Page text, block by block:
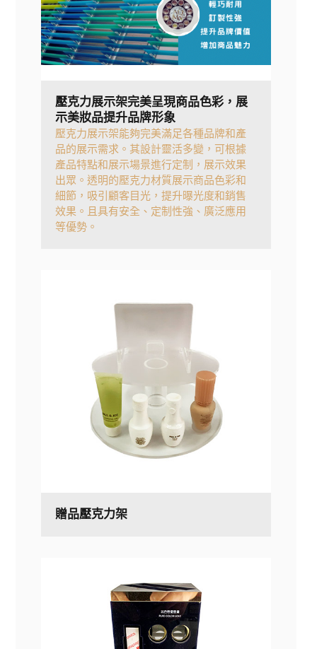
壓克力展示架完美呈現商品色彩，展
示美妝品提升品牌形象
壓克力展示架能夠完美滿足各種品牌和產
品的展示需求。其設計靈活多變，可根據
產品特點和展示場景進行定制，展示效果
出眾。透明的壓克力材質展示商品色彩和
細節，吸引顧客目光，提升曝光度和銷售
效果。且具有安全、定制性強、廣泛應用
等優勢。
贈品壓克力架